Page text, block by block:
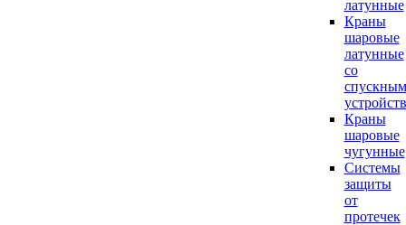
латунные
Краны
шаровые
латунные
со
спускным
Краны
шаровые
чугунные
Системы
защиты
от
протечек